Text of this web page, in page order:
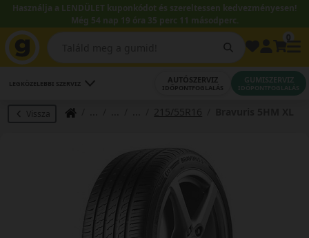
Használja a LENDÜLET kuponkódot és szereltessen kedvezményesen!
Még 54 nap 19 óra 35 perc 11 másodperc.
LEGKÖZELEBBI SZERVIZ AUTÓSZERVIZ
IDŐPONTFOGLALÁS
GUMISZERVIZ
IDŐPONTFOGLALÁS
Vissza 215/55R16